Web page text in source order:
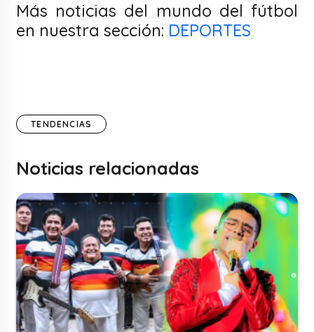
Más noticias del mundo del fútbol
en nuestra sección: DEPORTES
TENDENCIAS
Noticias relacionadas